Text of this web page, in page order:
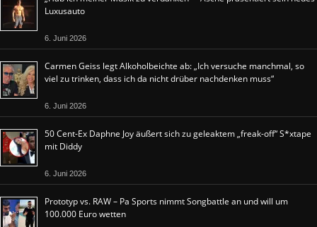
Luxusauto
6. Juni 2026
Carmen Geiss legt Alkoholbeichte ab: „Ich versuche manchmal, so
viel zu trinken, dass ich da nicht drüber nachdenken muss“
6. Juni 2026
50 Cent-Ex Daphne Joy äußert sich zu geleaktem „freak-off“ S*xtape
mit Diddy
6. Juni 2026
Prototyp vs. RAW – Pa Sports nimmt Songbattle an und will um
100.000 Euro wetten